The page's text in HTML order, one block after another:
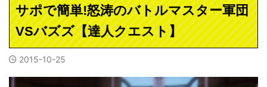
サポで簡単!怒涛のバトルマスター軍団
VSバズズ【達人クエスト】
2015-10-25